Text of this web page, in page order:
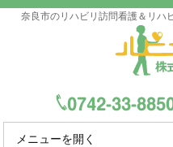
奈良市のリハビリ訪問看護＆リハ
メニューを開く